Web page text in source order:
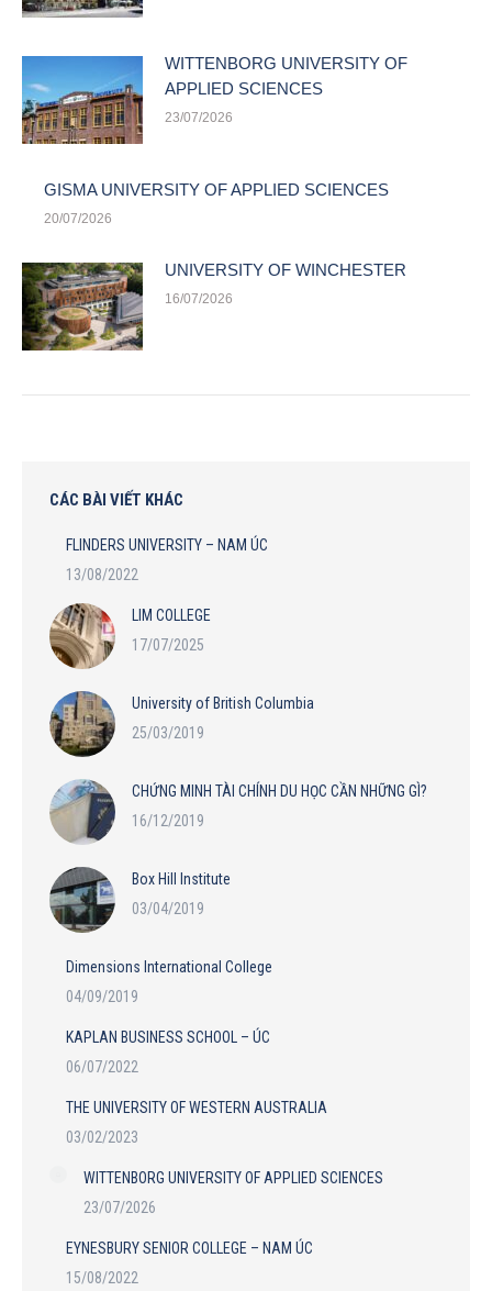
WITTENBORG UNIVERSITY OF
APPLIED SCIENCES
23/07/2026
GISMA UNIVERSITY OF APPLIED SCIENCES
20/07/2026
UNIVERSITY OF WINCHESTER
16/07/2026
CÁC BÀI VIẾT KHÁC
FLINDERS UNIVERSITY – NAM ÚC
13/08/2022
LIM COLLEGE
17/07/2025
University of British Columbia
25/03/2019
CHỨNG MINH TÀI CHÍNH DU HỌC CẦN NHỮNG GÌ?
16/12/2019
Box Hill Institute
03/04/2019
Dimensions International College
04/09/2019
KAPLAN BUSINESS SCHOOL – ÚC
06/07/2022
THE UNIVERSITY OF WESTERN AUSTRALIA
03/02/2023
WITTENBORG UNIVERSITY OF APPLIED SCIENCES
23/07/2026
EYNESBURY SENIOR COLLEGE – NAM ÚC
15/08/2022